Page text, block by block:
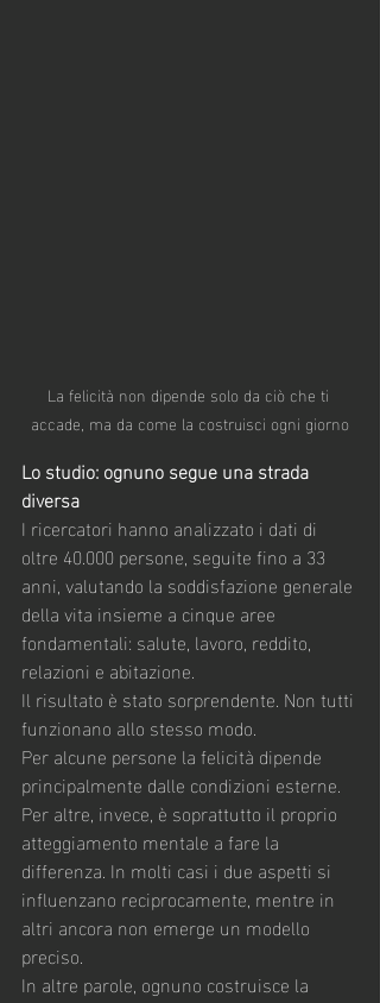
La felicità non dipende solo da ciò che ti
accade, ma da come la costruisci ogni giorno
Lo studio: ognuno segue una strada
diversa
I ricercatori hanno analizzato i dati di
oltre 40.000 persone, seguite fino a 33
anni, valutando la soddisfazione generale
della vita insieme a cinque aree
fondamentali: salute, lavoro, reddito,
relazioni e abitazione.
Il risultato è stato sorprendente. Non tutti
funzionano allo stesso modo.
Per alcune persone la felicità dipende
principalmente dalle condizioni esterne.
Per altre, invece, è soprattutto il proprio
atteggiamento mentale a fare la
differenza. In molti casi i due aspetti si
influenzano reciprocamente, mentre in
altri ancora non emerge un modello
preciso.
In altre parole, ognuno costruisce la